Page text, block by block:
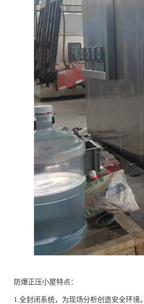
防爆正压小屋特点：
1.全封闭系统，为现场分析创造安全环境。